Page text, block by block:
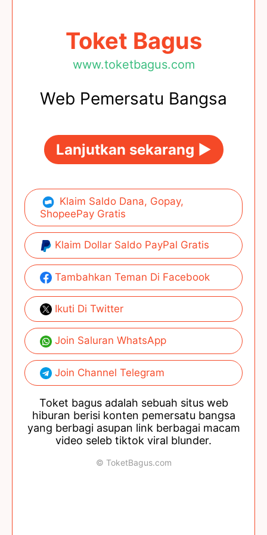
Toket Bagus
www.toketbagus.com
Web Pemersatu Bangsa
Lanjutkan sekarang ►
Klaim Saldo Dana, Gopay,
ShopeePay Gratis
Klaim Dollar Saldo PayPal Gratis
Tambahkan Teman Di Facebook
Ikuti Di Twitter
Join Saluran WhatsApp
Join Channel Telegram
Toket bagus adalah sebuah situs web
hiburan berisi konten pemersatu bangsa
yang berbagi asupan link berbagai macam
video seleb tiktok viral blunder.
© ToketBagus.com